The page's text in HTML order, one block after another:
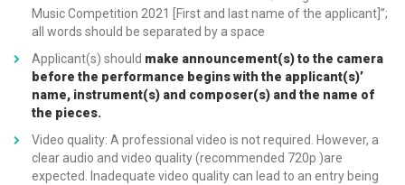
Music Competition 2021 [First and last name of the applicant]”;
all words should be separated by a space
Applicant(s) should make announcement(s) to the camera
before the performance begins with the applicant(s)’
name, instrument(s) and composer(s) and the name of
the pieces.
Video quality: A professional video is not required. However, a
clear audio and video quality (recommended 720p )are
expected. Inadequate video quality can lead to an entry being